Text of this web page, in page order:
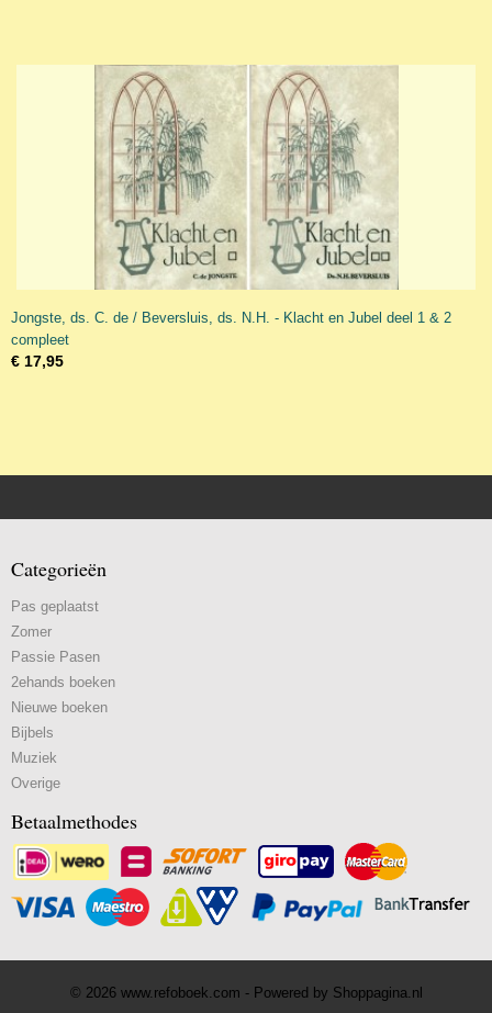
Jongste, ds. C. de / Beversluis, ds. N.H. - Klacht en Jubel deel 1 & 2
compleet
€ 17,95
Categorieën
Pas geplaatst
Zomer
Passie Pasen
2ehands boeken
Nieuwe boeken
Bijbels
Muziek
Overige
Betaalmethodes
© 2026 www.refoboek.com - Powered by Shoppagina.nl